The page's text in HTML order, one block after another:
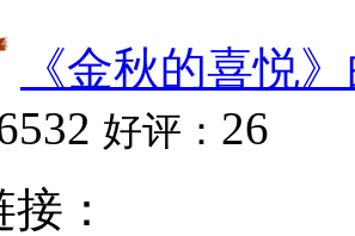
《金秋的喜悦
好评： 26
：